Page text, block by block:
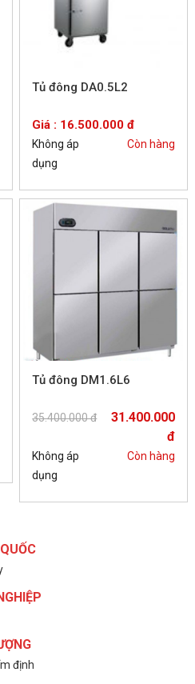
Tủ đông DA0.5L2
Giá : 16.500.000 đ
Không áp
dụng
Còn hàng
Tủ đông DM1.6L6
35.400.000 đ
31.400.000
đ
Không áp
dụng
Còn hàng
định